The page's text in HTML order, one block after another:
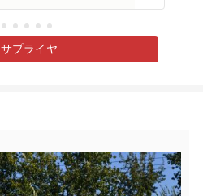
サプライヤ